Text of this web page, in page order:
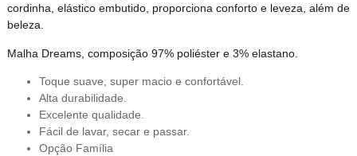
cordinha, elástico embutido, proporciona conforto e leveza, além de
beleza.
Malha Dreams, composição 97% poliéster e 3% elastano.
Toque suave, super macio e confortável.
Alta durabilidade.
Excelente qualidade.
Fácil de lavar, secar e passar.
Opção Família